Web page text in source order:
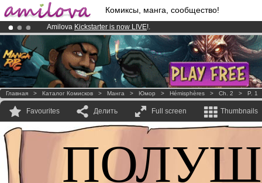
Комиксы, манга, сообщество!
Amilova Kickstarter is now LIVE!.
Already 100000membersand 1000comics & mangas!.
Premium membership from3.95 euros per month !Get membership
Главная > Каталог Комисков > Манга > Юмор > Hémisphères > Ch. 2 > P. 1
Favourites Делить Full screen Thumbnails